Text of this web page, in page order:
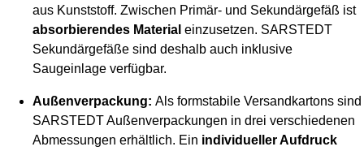
aus Kunststoff. Zwischen Primär- und Sekundärgefäß ist
absorbierendes Material einzusetzen. SARSTEDT
Sekundärgefäße sind deshalb auch inklusive
Saugeinlage verfügbar.
Außenverpackung: Als formstabile Versandkartons sind
SARSTEDT Außenverpackungen in drei verschiedenen
Abmessungen erhältlich. Ein individueller Aufdruck